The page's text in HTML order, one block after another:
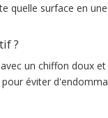
quelle surface en
?
un chiffon doux
éviter